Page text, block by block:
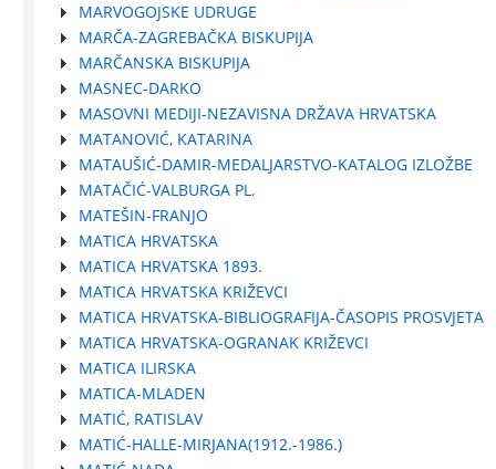
MARVOGOJSKE UDRUGE
MARČA-ZAGREBAČKA BISKUPIJA
MARČANSKA BISKUPIJA
MASNEC-DARKO
MASOVNI MEDIJI-NEZAVISNA DRŽAVA HRVATSKA
MATANOVIĆ, KATARINA
MATAUŠIĆ-DAMIR-MEDALJARSTVO-KATALOG IZLOŽBE
MATAČIĆ-VALBURGA PL.
MATEŠIN-FRANJO
MATICA HRVATSKA
MATICA HRVATSKA 1893.
MATICA HRVATSKA KRIŽEVCI
MATICA HRVATSKA-BIBLIOGRAFIJA-ČASOPIS PROSVJETA
MATICA HRVATSKA-OGRANAK KRIŽEVCI
MATICA ILIRSKA
MATICA-MLADEN
MATIĆ, RATISLAV
MATIĆ-HALLE-MIRJANA(1912.-1986.)